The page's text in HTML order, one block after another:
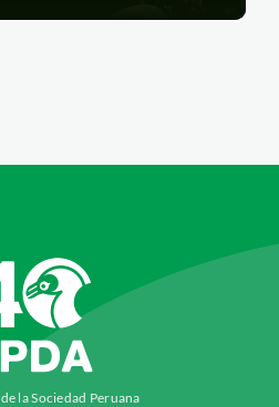
la Sociedad Peruana